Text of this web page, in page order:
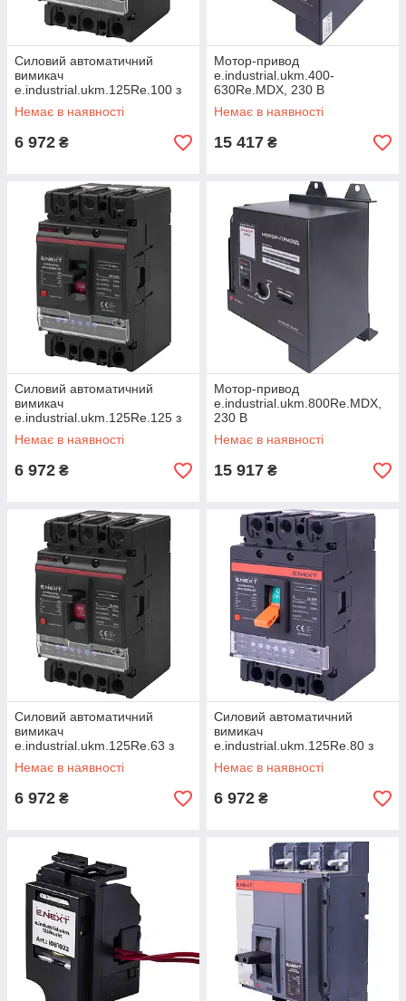
Силовий автоматичний
вимикач
e.industrial.ukm.125Re.100 з
електронним розчіплювачем,
3р, 100 А
Немає в наявності
6 972 ₴
Мотор-привод
e.industrial.ukm.400-
630Re.MDX, 230 В
Немає в наявності
15 417 ₴
Силовий автоматичний
вимикач
e.industrial.ukm.125Re.125 з
електронним розчіплювачем,
3р, 125 А
Немає в наявності
6 972 ₴
Мотор-привод
e.industrial.ukm.800Re.MDX,
230 В
Немає в наявності
15 917 ₴
Силовий автоматичний
вимикач
e.industrial.ukm.125Re.63 з
електронним розчіплювачем,
3р, 63А
Немає в наявності
6 972 ₴
Силовий автоматичний
вимикач
e.industrial.ukm.125Re.80 з
електронним розчіплювачем,
3р, 80 А
Немає в наявності
6 972 ₴